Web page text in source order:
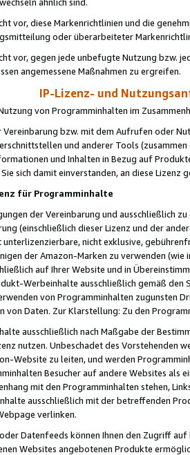
vor, diese Markenrichtlinien und die
oder überarbeiteter
vor, gegen jede unbefugte Nutzung bzw.
angemessene Maßnahmen zu ergreifen.
IP-Lizenz- und
von Programminhalten im
Vereinbarung bzw. mit dem Aufrufen oder
und anderer Tools (zusammen
und Inhalten in Bezug auf
sich damit einverstanden, an diese Lizenz
für Programminhalte
der Vereinbarung und ausschließlich
(einschließlich dieser Lizenz und der
nicht exklusive,
der Amazon-Marken zu verwenden
auf Ihrer Website und in
Werbeinhalte ausschließlich gemäß
von Programminhalten zugunsten
von Daten. Zur Klarstellung: Zu den
ausschließlich nach Maßgabe der
nutzen. Unbeschadet des Vorstehenden
Website zu leiten, und werden
Besucher auf andere Websites als
mit den Programminhalten stehen,
ausschließlich mit der betreffenden
verlinken.
oder Datenfeeds können Ihnen den Zugriff
Websites angebotenen Produkte